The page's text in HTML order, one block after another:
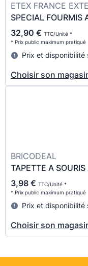
ETEX FRANCE
SPECIAL
32,90 € TTC/Unité *
* Prix public maximum pratiqué
Prix et disponibilité
Choisir son
BRICODEAL
TAPETTE A SOURIS
3,98 € TTC/Unité *
* Prix public maximum pratiqué
Prix et disponibilité
Choisir son